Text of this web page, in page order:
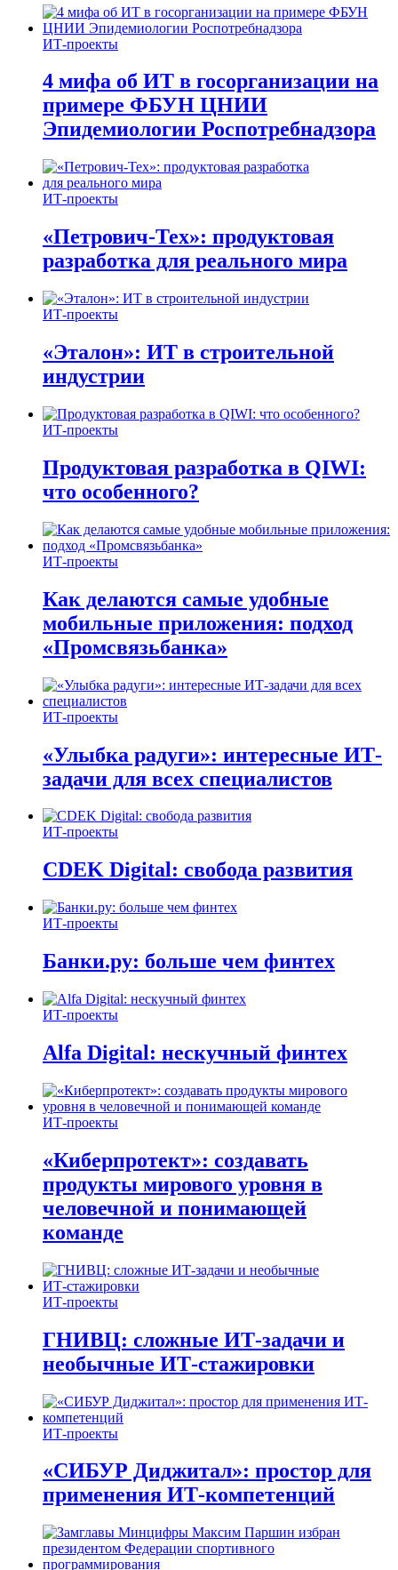
ИТ-проекты
4 мифа об ИТ в госорганизации на
примере ФБУН ЦНИИ
Эпидемиологии Роспотребнадзора
ИТ-проекты
«Петрович-Тех»: продуктовая
разработка для реального мира
ИТ-проекты
«Эталон»: ИТ в строительной
индустрии
ИТ-проекты
Продуктовая разработка в QIWI:
что особенного?
ИТ-проекты
Как делаются самые удобные
мобильные приложения: подход
«Промсвязьбанка»
ИТ-проекты
«Улыбка радуги»: интересные ИТ-
задачи для всех специалистов
ИТ-проекты
CDEK Digital: свобода развития
ИТ-проекты
Банки.ру: больше чем финтех
ИТ-проекты
Alfa Digital: нескучный финтех
ИТ-проекты
«Киберпротект»: создавать
продукты мирового уровня в
человечной и понимающей
команде
ИТ-проекты
ГНИВЦ: сложные ИТ‑задачи и
необычные ИТ‑стажировки
ИТ-проекты
«СИБУР Диджитал»: простор для
применения ИТ-компетенций